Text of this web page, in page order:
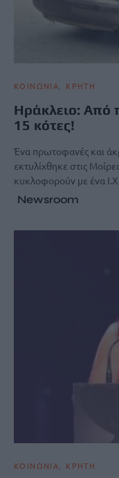
ΚΟΙΝΩΝΙΑ ΚΡΗΤΗ
Ηράκλειο: Από
15 κότες!
Ένα πρωτοφανές και
εκτυλίχθηκε στις
κυκλοφορούν με ένα
Newsroom
ΚΟΙΝΩΝΙΑ ΚΡΗΤΗ